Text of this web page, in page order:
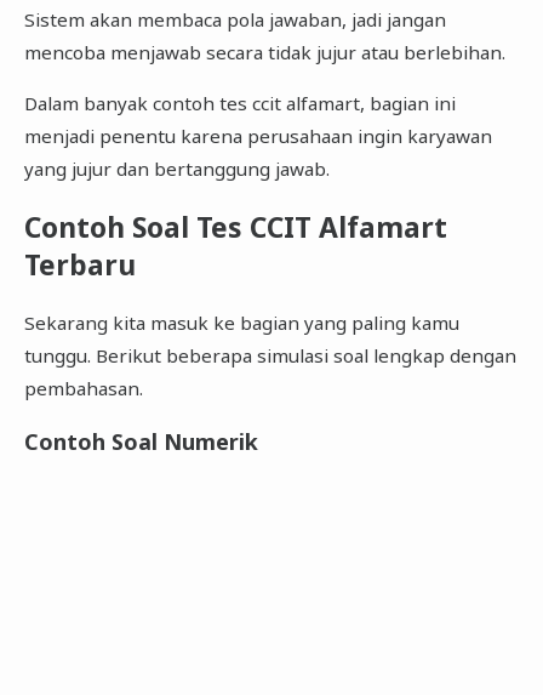
Sistem akan membaca pola jawaban, jadi jangan
mencoba menjawab secara tidak jujur atau berlebihan.
Dalam banyak contoh tes ccit alfamart, bagian ini
menjadi penentu karena perusahaan ingin karyawan
yang jujur dan bertanggung jawab.
Contoh Soal Tes CCIT Alfamart
Terbaru
Sekarang kita masuk ke bagian yang paling kamu
tunggu. Berikut beberapa simulasi soal lengkap dengan
pembahasan.
Contoh Soal Numerik